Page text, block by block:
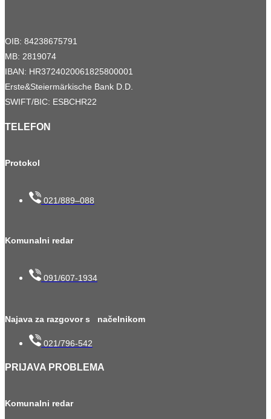
OIB: 84238675791
MB: 2819074
IBAN: HR3724020061825800001
Erste&Steiermärkische Bank D.D.
SWIFT/BIC: ESBCHR22
TELEFON
Protokol
021/889–088
Komunalni redar
091/607-1934
Najava za razgovor s načelnikom
021/796-542
PRIJAVA PROBLEMA
Komunalni redar